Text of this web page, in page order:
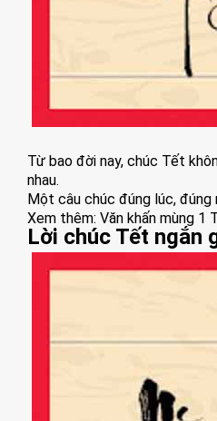
Từ bao đời nay, chúc Tết
nhau.
Một câu chúc đúng lúc, đúng
Xem thêm: Văn khấn mùng 1
Lời chúc Tết ngắn